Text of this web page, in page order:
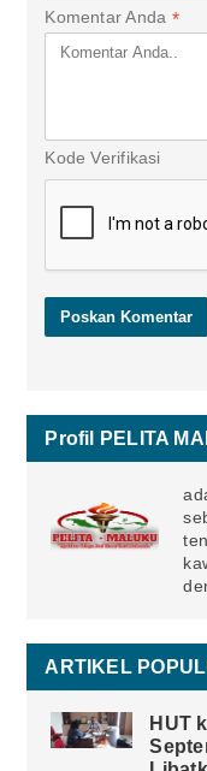
Komentar Anda *
Kode Verifikasi
Profil PELITA
ARTIKEL
HUT